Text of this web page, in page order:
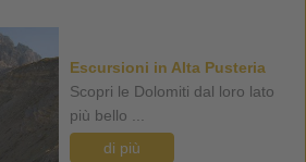
Escursioni in Alta Pusteria
Scopri le Dolomiti dal loro lato
più bello ...
di più